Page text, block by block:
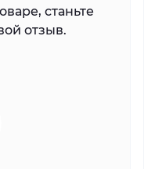
станьте
отзыв.